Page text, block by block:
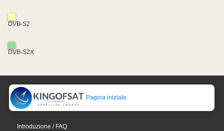
DVB-S2
DVB-S2X
Pagina iniziale
Introduzione / FAQ